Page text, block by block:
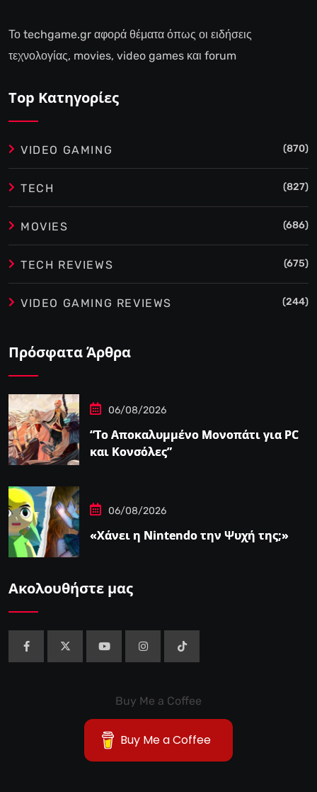
Το techgame.gr αφορά θέματα όπως οι ειδήσεις
τεχνολογίας, movies, video games και forum
Top Κατηγορίες
VIDEO GAMING (870)
TECH (827)
MOVIES (686)
TECH REVIEWS (675)
VIDEO GAMING REVIEWS (244)
Πρόσφατα Άρθρα
06/08/2026
“Το Αποκαλυμμένο Μονοπάτι για PC
και Κονσόλες”
06/08/2026
«Χάνει η Nintendo την Ψυχή της;»
Ακολουθήστε μας
Buy Me a Coffee
Buy Me a Coffee